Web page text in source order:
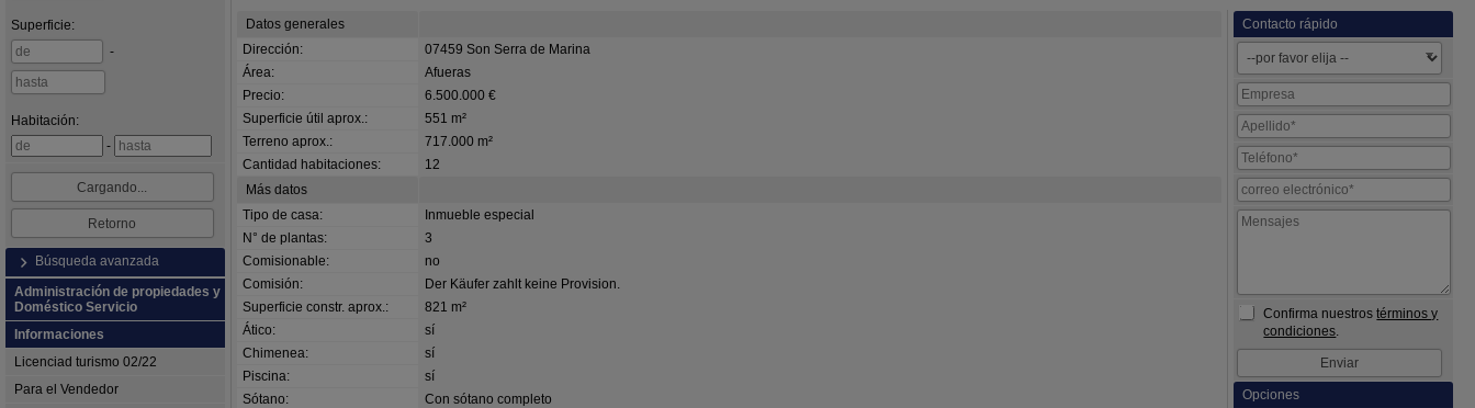
Superficie:
-
Habitación:
-
Búsqueda avanzada
Administración de propiedades y
Doméstico Servicio
Informaciones
Licenciad turismo 02/22
Para el Vendedor
Contacto rápido
Confirma nuestrostérminos y
condiciones.
Opciones
Datos generales
Dirección:
07459 Son Serra de Marina
Área:
Afueras
Precio:
6.500.000 €
Superficie útil aprox.:
551 m²
Terreno aprox.:
717.000 m²
Cantidad habitaciones:
12
Más datos
Tipo de casa:
Inmueble especial
N° de plantas:
3
Comisionable:
no
Comisión:
Der Käufer zahlt keine Provision.
Superficie constr. aprox.:
821 m²
Ático:
sí
Chimenea:
sí
Piscina:
sí
Sótano:
Con sótano completo